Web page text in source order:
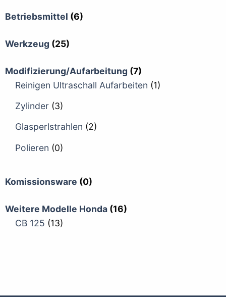
Betriebsmittel (6)
Werkzeug (25)
Modifizierung/Aufarbeitung (7)
Reinigen Ultraschall Aufarbeiten (1)
Zylinder (3)
Glasperlstrahlen (2)
Polieren (0)
Komissionsware (0)
Weitere Modelle Honda (16)
CB 125 (13)